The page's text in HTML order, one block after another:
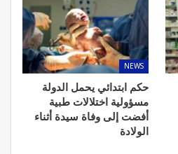
NEWS
حكم ابتدائي يحمل الدولة
مسؤولية اختلالات طبية
أفضت إلى وفاة سيدة أثناء
الولادة